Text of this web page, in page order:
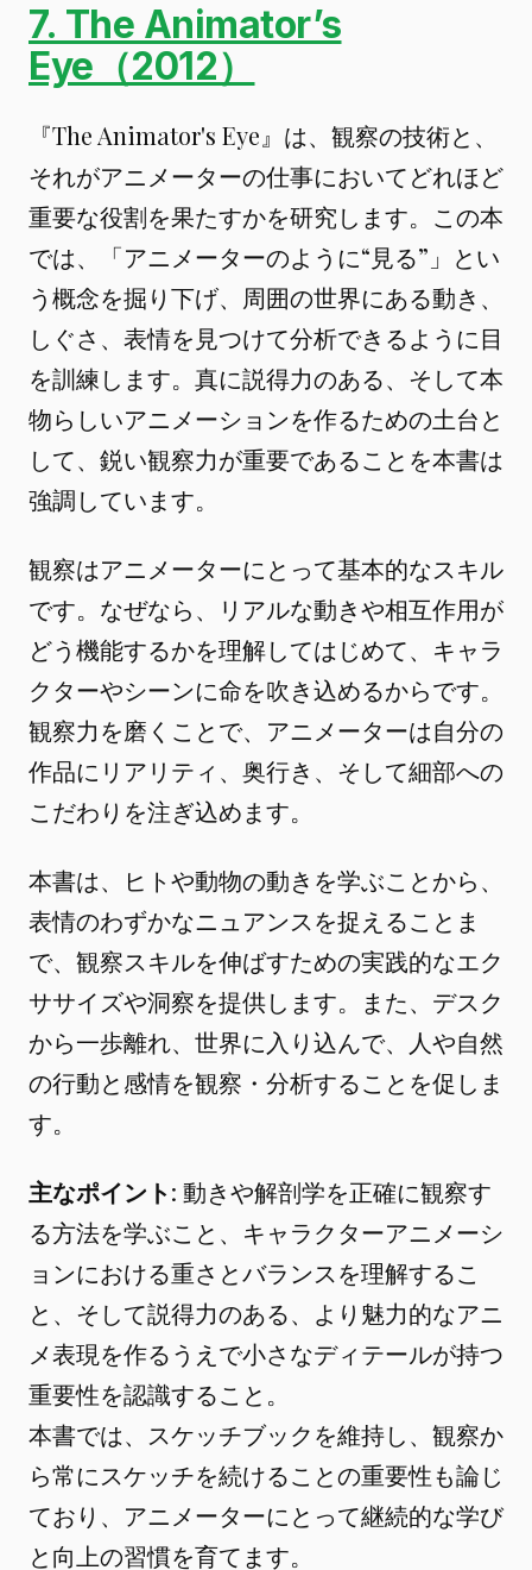
7. The Animator’s
Eye（2012）
『The Animator's Eye』は、観察の技術と、
それがアニメーターの仕事においてどれほど
重要な役割を果たすかを研究します。この本
では、「アニメーターのように“見る”」とい
う概念を掘り下げ、周囲の世界にある動き、
しぐさ、表情を見つけて分析できるように目
を訓練します。真に説得力のある、そして本
物らしいアニメーションを作るための土台と
して、鋭い観察力が重要であることを本書は
強調しています。
観察はアニメーターにとって基本的なスキル
です。なぜなら、リアルな動きや相互作用が
どう機能するかを理解してはじめて、キャラ
クターやシーンに命を吹き込めるからです。
観察力を磨くことで、アニメーターは自分の
作品にリアリティ、奥行き、そして細部への
こだわりを注ぎ込めます。
本書は、ヒトや動物の動きを学ぶことから、
表情のわずかなニュアンスを捉えることま
で、観察スキルを伸ばすための実践的なエク
ササイズや洞察を提供します。また、デスク
から一歩離れ、世界に入り込んで、人や自然
の行動と感情を観察・分析することを促しま
す。
主なポイント: 動きや解剖学を正確に観察す
る方法を学ぶこと、キャラクターアニメーシ
ョンにおける重さとバランスを理解するこ
と、そして説得力のある、より魅力的なアニ
メ表現を作るうえで小さなディテールが持つ
重要性を認識すること。
本書では、スケッチブックを維持し、観察か
ら常にスケッチを続けることの重要性も論じ
ており、アニメーターにとって継続的な学び
と向上の習慣を育てます。